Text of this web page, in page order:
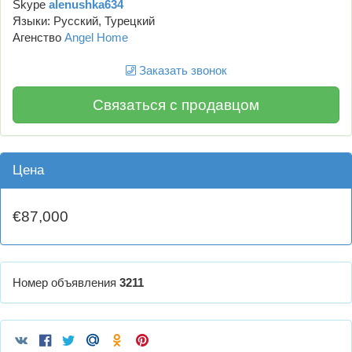
Skype alenushka634
Языки: Русский, Турецкий
Агенство Angel Home
Заказать звонок
Связаться с продавцом
Цена
€87,000
Номер объявления 3211